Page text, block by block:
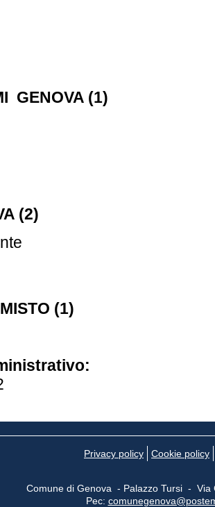
GENOVA (1)
(2)
(1)
Privacy policy Cookie policy
Comune di Genova - Palazzo Tursi -
Pec: